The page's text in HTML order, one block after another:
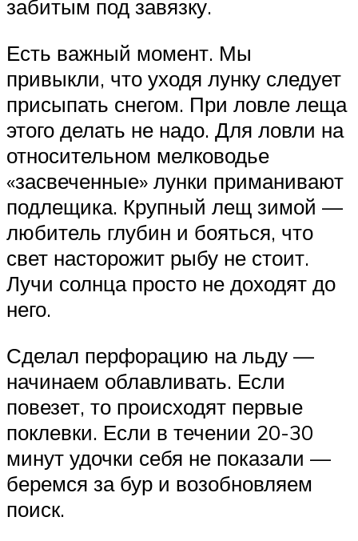
забитым под завязку.
Есть важный момент. Мы
привыкли, что уходя лунку следует
присыпать снегом. При ловле леща
этого делать не надо. Для ловли на
относительном мелководье
«засвеченные» лунки приманивают
подлещика. Крупный лещ зимой —
любитель глубин и бояться, что
свет насторожит рыбу не стоит.
Лучи солнца просто не доходят до
него.
Сделал перфорацию на льду —
начинаем облавливать. Если
повезет, то происходят первые
поклевки. Если в течении 20-30
минут удочки себя не показали —
беремся за бур и возобновляем
поиск.